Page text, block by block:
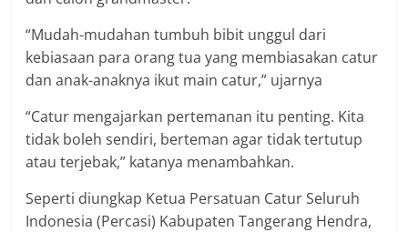
“Mudah-mudahan tumbuh bibit unggul dari
kebiasaan para orang tua yang membiasakan catur
dan anak-anaknya ikut main catur,” ujarnya
“Catur mengajarkan pertemanan itu penting. Kita
tidak boleh sendiri, berteman agar tidak tertutup
atau terjebak,” katanya menambahkan.
Seperti diungkap Ketua Persatuan Catur Seluruh
Indonesia (Percasi) Kabupaten Tangerang Hendra,